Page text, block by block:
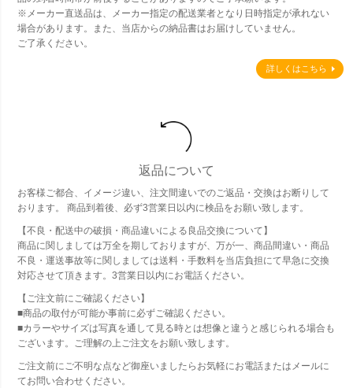
※メーカー直送品は、メーカー指定の配送業者となり日時指定が承れない
場合があります。また、当店からの納品書はお届けしていません。
ご了承ください。
詳しくはこちら
返品について
お客様ご都合、イメージ違い、注文間違いでのご返品・交換はお断りして
おります。 商品到着後、必ず3営業日以内に検品をお願い致します。
【不良・配送中の破損・商品違いによる良品交換について】
商品に関しましては万全を期しておりますが、万が一、商品間違い・商品
不良・運送事故等に関しましては送料・手数料を当店負担にて早急に交換
対応させて頂きます。3営業日以内にお電話ください。
【ご注文前にご確認ください】
■商品の取付が可能か事前に必ずご確認ください。
■カラーやサイズは写真を通して見る時とは想像と違うと感じられる場合も
ございます。ご理解の上ご注文をお願い致します。
ご注文前にご不明な点など御座いましたらお気軽にお電話またはメールに
てお問い合わせください。